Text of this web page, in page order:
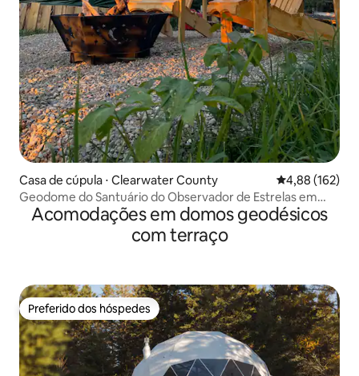
Casa de cúpula ⋅ Clearwater County 4,88 de uma
4,88 (162)
Geodome do Santuário do Observador de Estrelas em
Belize
Acomodações em domos geodésicos
com terraço
Preferido dos hóspedes
Preferido dos hóspedes